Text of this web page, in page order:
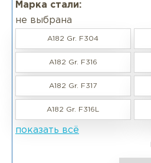
Марка стали:
не выбрана
A182 Gr. F304
A182 Gr. F316
A182 Gr. F317
A182 Gr. F316L
показать всё